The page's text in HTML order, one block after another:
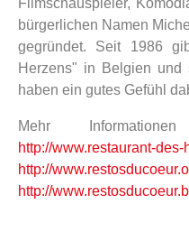
Filmschauspieler,
bürgerlichen Namen
gegründet. Seit 1986
Herzens" in Belgien und
haben ein gutes Gefühl
Mehr
http://www.restaurant-des-
http://
http://